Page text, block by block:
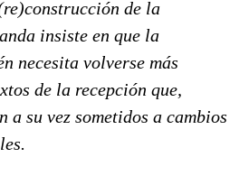
de la
insiste en que la
necesita volverse más
de la recepción que,
a su vez sometidos a cambios